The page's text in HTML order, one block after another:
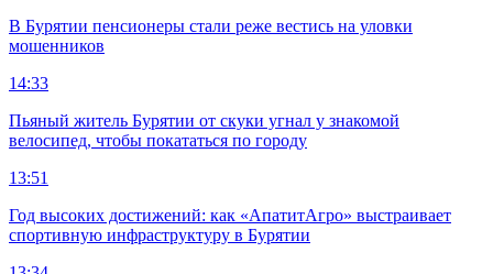
В Бурятии пенсионеры стали реже вестись на уловки
мошенников
14:33
Пьяный житель Бурятии от скуки угнал у знакомой
велосипед, чтобы покататься по городу
13:51
Год высоких достижений: как «АпатитАгро» выстраивает
спортивную инфраструктуру в Бурятии